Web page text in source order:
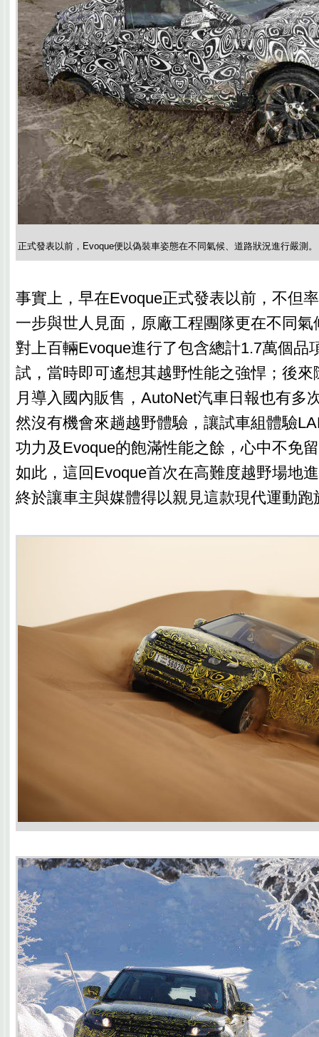
正式發表以前，Evoque便以偽裝車姿態在不同氣候、道路狀況進行嚴測。
事實上，早在Evoque正式發表以前，不但
一步與世人見面，原廠工程團隊更在不同
對上百輛Evoque進行了包含總計1.7萬個品
試，當時即可遙想其越野性能之強悍；後來
月導入國內販售，AutoNet汽車日報也有多
然沒有機會來趟越野體驗，讓試車組體驗
功力及Evoque的飽滿性能之餘，心中不免
如此，這回Evoque首次在高難度越野場地
終於讓車主與媒體得以親見這款現代運動跑